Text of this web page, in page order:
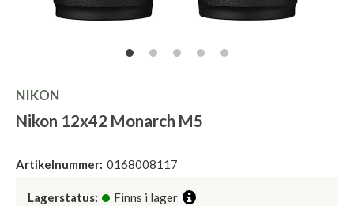
NIKON
Nikon 12x42 Monarch M5
Artikelnummer: 0168008117
Lagerstatus: Finns i lager